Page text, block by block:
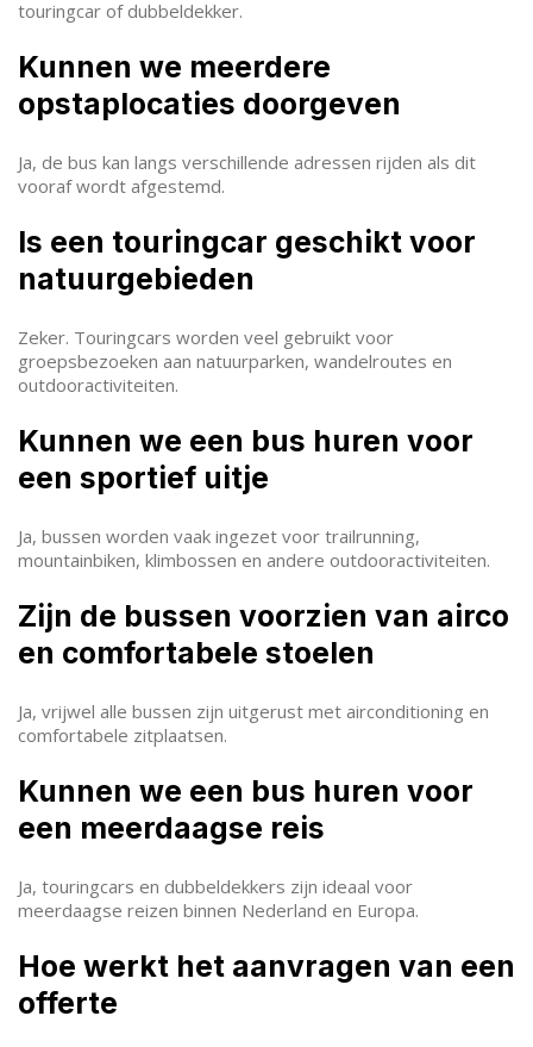
touringcar of dubbeldekker.
Kunnen we meerdere
opstaplocaties doorgeven
Ja, de bus kan langs verschillende adressen rijden als dit
vooraf wordt afgestemd.
Is een touringcar geschikt voor
natuurgebieden
Zeker. Touringcars worden veel gebruikt voor
groepsbezoeken aan natuurparken, wandelroutes en
outdooractiviteiten.
Kunnen we een bus huren voor
een sportief uitje
Ja, bussen worden vaak ingezet voor trailrunning,
mountainbiken, klimbossen en andere outdooractiviteiten.
Zijn de bussen voorzien van airco
en comfortabele stoelen
Ja, vrijwel alle bussen zijn uitgerust met airconditioning en
comfortabele zitplaatsen.
Kunnen we een bus huren voor
een meerdaagse reis
Ja, touringcars en dubbeldekkers zijn ideaal voor
meerdaagse reizen binnen Nederland en Europa.
Hoe werkt het aanvragen van een
offerte